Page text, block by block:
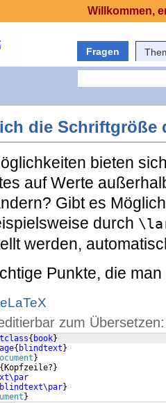
Fragen
die Schriftgröße
bieten
auf Werte
Gibt es
durch
werden,
Punkte, die
zum Übersetzen:
{ book}
{ blindtext }
}
{ Kopfzeile? }
}
}
Willkommen,